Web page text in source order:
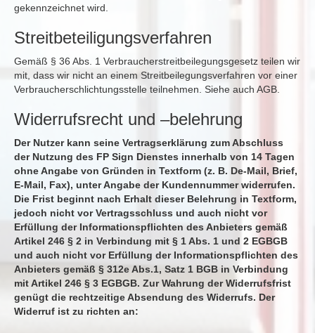
gekennzeichnet wird.
Streitbeteiligungsverfahren
Gemäß § 36 Abs. 1 Verbraucherstreitbeilegungsgesetz teilen wir
mit, dass wir nicht an einem Streitbeilegungsverfahren vor einer
Verbraucherschlichtungsstelle teilnehmen. Siehe auch AGB.
Widerrufsrecht und –belehrung
Der Nutzer kann seine Vertragserklärung zum Abschluss
der Nutzung des FP Sign Dienstes innerhalb von 14 Tagen
ohne Angabe von Gründen in Textform (z. B. De-Mail, Brief,
E-Mail, Fax), unter Angabe der Kundennummer widerrufen.
Die Frist beginnt nach Erhalt dieser Belehrung in Textform,
jedoch nicht vor Vertragsschluss und auch nicht vor
Erfüllung der Informationspflichten des Anbieters gemäß
Artikel 246 § 2 in Verbindung mit § 1 Abs. 1 und 2 EGBGB
und auch nicht vor Erfüllung der Informationspflichten des
Anbieters gemäß § 312e Abs.1, Satz 1 BGB in Verbindung
mit Artikel 246 § 3 EGBGB. Zur Wahrung der Widerrufsfrist
genügt die rechtzeitige Absendung des Widerrufs. Der
Widerruf ist zu richten an: